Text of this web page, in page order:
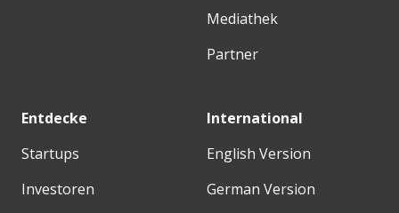
Mediathek
Partner
Entdecke
Startups
Investoren
International
English Version
German Version